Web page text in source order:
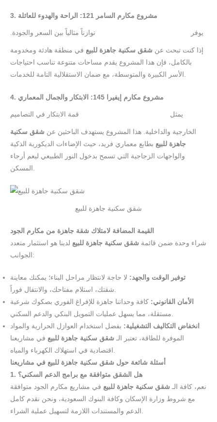
3. مشروع مكارم السامر 121: الراحة والهدوء للعائلة
يوفر توازناً مثالياً بين السعر والجودة.
إذا كنت تبحث عن شقق سكنية جاهزة للبيع في منطقة هادئة ومخدومة
بالكامل، فإن هذا المشروع يقدم مساحات متنوعة تناسب احتياجات
الأسر الكبيرة والمتوسطة، مع ضمان الاستقلالية التامة للخدمات.
4. مشروع مكارم إيفيرا 145: الابتكار والجمال المعماري
يمثل قمة الابتكار في التصاميم
الخارجية والداخلية. هذا المشروع يستهدف الباحثين عن شقق سكنية
جاهزة للبيع بطابع معماري فريد، حيث الإضاءات الديكورية الذكية
والواجهات الزجاجية التي تسمح بدخول النور الطبيعي ليعم أرجاء
المسكن.
شقق سكنية جاهزة للبيع
القيمة المضافة لامتلاك شقة جاهزة من مكارم الجود
شراء وحدة ضمن قائمة شقق سكنية جاهزة للبيع لدينا هو استثمار متعدد
الجوانب:
توفير الوقت والجهد: لا حاجة لانتظار مراحل البناء؛ يمكنك معاينة
شقتك، استلام مفتاحك، والانتقال فوراً.
الأمان القانوني: كافة وحداتنا جاهزة للإفراغ الفوري بصكوك شرعية
مستقلة، مما يسهل عمليات التمويل البنكي والدعم السكني.
انخفاض التكاليف التشغيلية: بفضل استخدام العوازل الحرارية والمواد
الموفرة للطاقة، تعتبر الـ شقق سكنية جاهزة للبيع في مشاريعنا
اقتصادية في استهلاك الكهرباء والمياه.
أسئلة شائعة حول شقق سكنية جاهزة للبيع في مشاريعنا
1. هل الشقق متوافقة مع برامج الدعم السكني؟
نعم، كافة الـ شقق سكنية جاهزة للبيع في مشاريع مكارم الجود متوافقة
مع شروط وزارة الإسكان وكافة البنوك السعودية، ونحن نقدم كامل
الدعم والمستندات اللازمة لتسهيل عملية الشراء.